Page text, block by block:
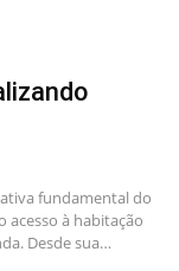
fundamental do
acesso à habitação
Desde sua…